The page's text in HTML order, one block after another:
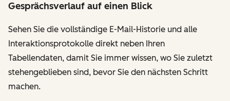
Gesprächsverlauf auf einen Blick
Sehen Sie die vollständige E-Mail-Historie und alle
Interaktionsprotokolle direkt neben Ihren
Tabellendaten, damit Sie immer wissen, wo Sie zuletzt
stehengeblieben sind, bevor Sie den nächsten Schritt
machen.